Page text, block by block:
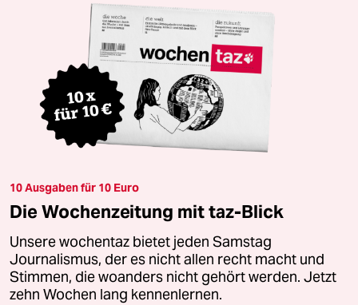
10 Ausgaben für 10 Euro
Die Wochenzeitung mit taz-Blick
Unsere wochentaz bietet jeden Samstag
Journalismus, der es nicht allen recht macht und
Stimmen, die woanders nicht gehört werden. Jetzt
zehn Wochen lang kennenlernen.